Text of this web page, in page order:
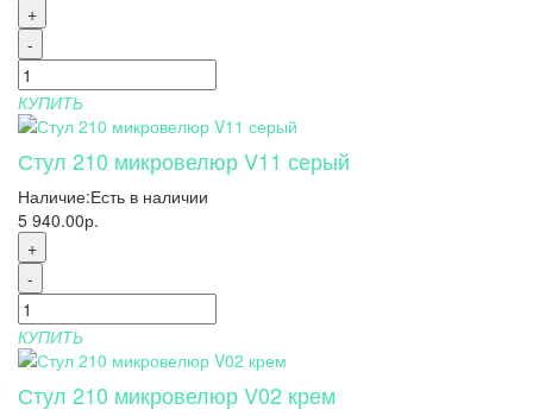
+
-
КУПИТЬ
Стул 210 микровелюр V11 серый
Наличие:Есть в наличии
5 940.00р.
+
-
КУПИТЬ
Стул 210 микровелюр V02 крем